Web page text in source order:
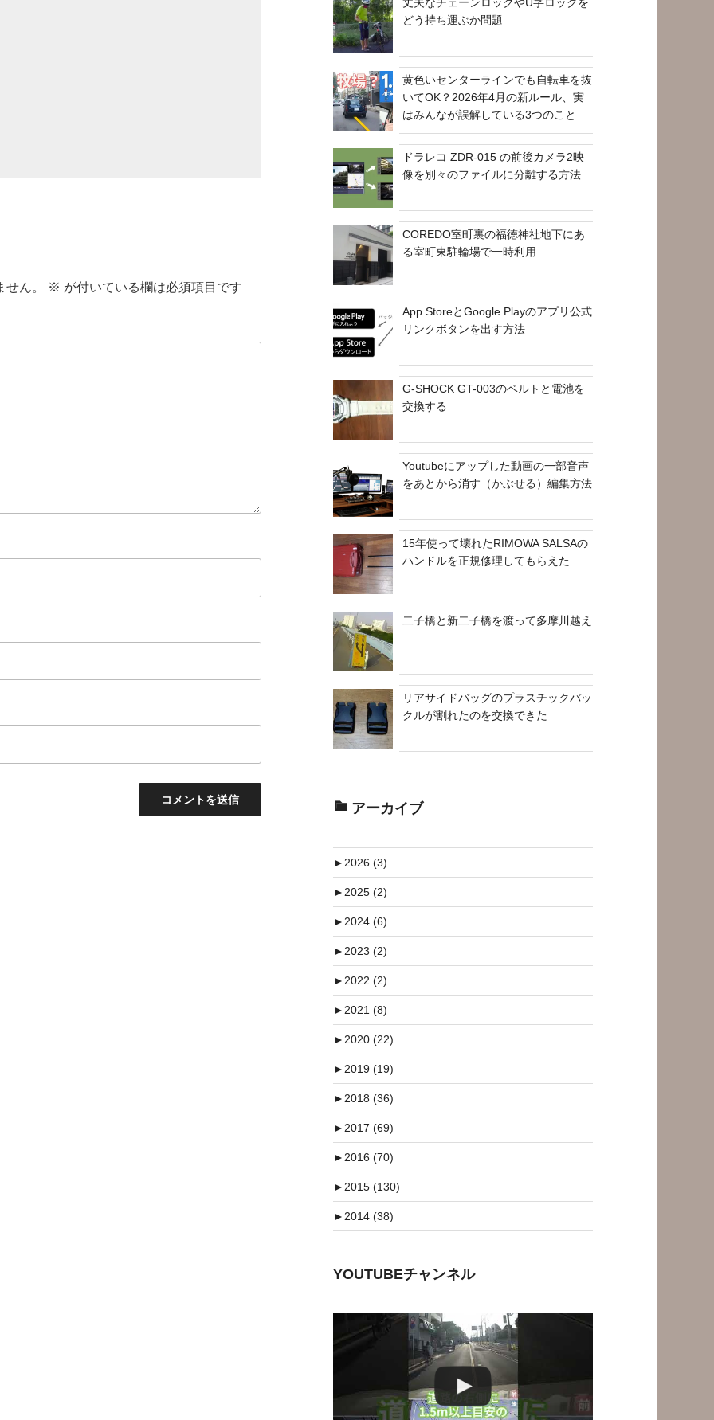
ん。 ※ が付いている欄は必須項目です
どう持ち運ぶか問題
黄色いセンターラインでも自転車を抜
いてOK？2026年4月の新ルール、実
はみんなが誤解している3つのこと
ドラレコ ZDR-015 の前後カメラ2映
像を別々のファイルに分離する方法
COREDO室町裏の福徳神社地下にあ
る室町東駐輪場で一時利用
App StoreとGoogle Playのアプリ公式
リンクボタンを出す方法
G-SHOCK GT-003のベルトと電池を
交換する
Youtubeにアップした動画の一部音声
をあとから消す（かぶせる）編集方法
15年使って壊れたRIMOWA SALSAの
ハンドルを正規修理してもらえた
二子橋と新二子橋を渡って多摩川越え
リアサイドバッグのプラスチックバッ
クルが割れたのを交換できた
アーカイブ
►2026 (3)
►2025 (2)
►2024 (6)
►2023 (2)
►2022 (2)
►2021 (8)
►2020 (22)
►2019 (19)
►2018 (36)
►2017 (69)
►2016 (70)
►2015 (130)
►2014 (38)
YOUTUBEチャンネル